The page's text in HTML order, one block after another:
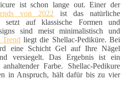
ist schon lange out. Einer der
von 2022 ist das natürliche
setzt auf klassische Formen und
sind meist minimalistisch und
liegt die Shellac-Pediküre. Bei
eine Schicht Gel auf Ihre Nägel
versiegelt. Das Ergebnis ist ein
Farbe. Shellac-Pedikure
in Anspruch, hält dafür bis zu vier